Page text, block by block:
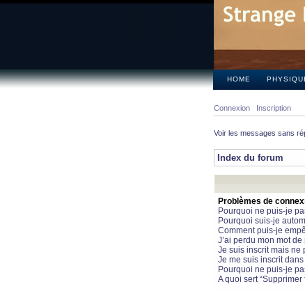
HOME
Connexion Inscription
Voir les messages sans
Index du forum
Problèmes de
Pourquoi ne puis-je
Pourquoi suis-je
Comment puis-je
J’ai perdu mon mot de
Je suis inscrit mais ne
Je me suis inscrit
Pourquoi ne puis-je
A quoi sert